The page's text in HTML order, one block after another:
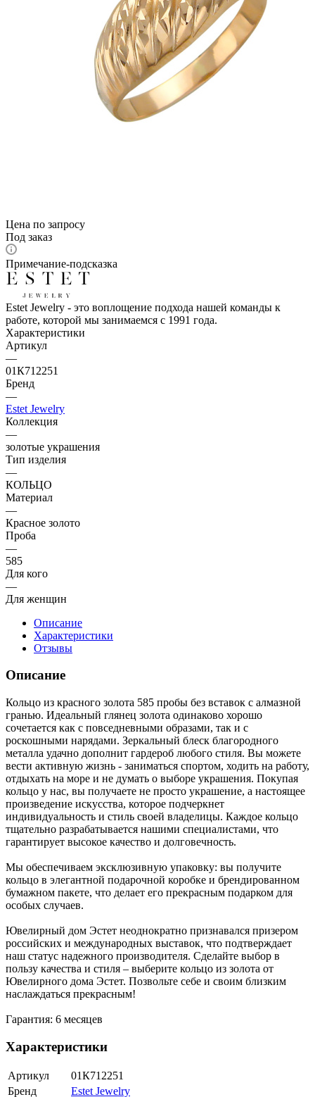
Цена по запросу
Под заказ
Примечание-подсказка
Estet Jewelry - это воплощение подхода нашей команды к
работе, которой мы занимаемся с 1991 года.
Характеристики
Артикул
—
01К712251
Бренд
—
Estet Jewelry
Коллекция
—
золотые украшения
Тип изделия
—
КОЛЬЦО
Материал
—
Красное золото
Проба
—
585
Для кого
—
Для женщин
Описание
Характеристики
Отзывы
Описание
Кольцо из красного золота 585 пробы без вставок с алмазной
гранью. Идеальный глянец золота одинаково хорошо
сочетается как с повседневными образами, так и с
роскошными нарядами. Зеркальный блеск благородного
металла удачно дополнит гардероб любого стиля. Вы можете
вести активную жизнь - заниматься спортом, ходить на работу,
отдыхать на море и не думать о выборе украшения. Покупая
кольцо у нас, вы получаете не просто украшение, а настоящее
произведение искусства, которое подчеркнет
индивидуальность и стиль своей владелицы. Каждое кольцо
тщательно разрабатывается нашими специалистами, что
гарантирует высокое качество и долговечность.
Мы обеспечиваем эксклюзивную упаковку: вы получите
кольцо в элегантной подарочной коробке и брендированном
бумажном пакете, что делает его прекрасным подарком для
особых случаев.
Ювелирный дом Эстет неоднократно признавался призером
российских и международных выставок, что подтверждает
наш статус надежного производителя. Сделайте выбор в
пользу качества и стиля – выберите кольцо из золота от
Ювелирного дома Эстет. Позвольте себе и своим близким
наслаждаться прекрасным!
Гарантия: 6 месяцев
Характеристики
Артикул
01К712251
Бренд
Estet Jewelry